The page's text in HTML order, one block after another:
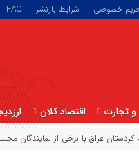
خصوصی شرایط بازنشر FAQ
تجارت اقتصاد کلان
عراق با برخی از نمایندگان